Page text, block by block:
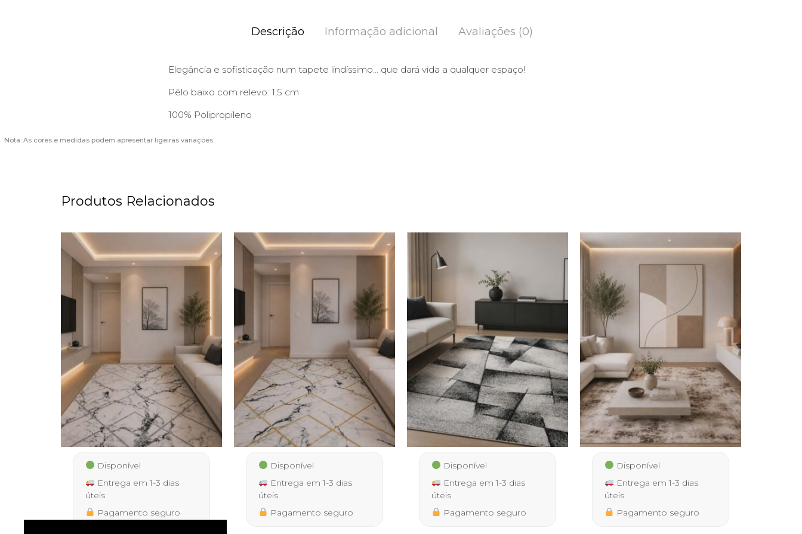
Descrição Informação adicional Avaliações (0)
Elegância e sofisticação num tapete lindíssimo… que dará vida a qualquer espaço!
Pêlo baixo com relevo: 1,5 cm
100% Polipropileno
Nota: As cores e medidas podem apresentar ligeiras variações.
Produtos Relacionados
Disponível
Entrega em 1-3 dias
úteis
Pagamento seguro
Disponível
Entrega em 1-3 dias
úteis
Pagamento seguro
Disponível
Entrega em 1-3 dias
úteis
Pagamento seguro
Disponível
Entrega em 1-3 dias
úteis
Pagamento seguro